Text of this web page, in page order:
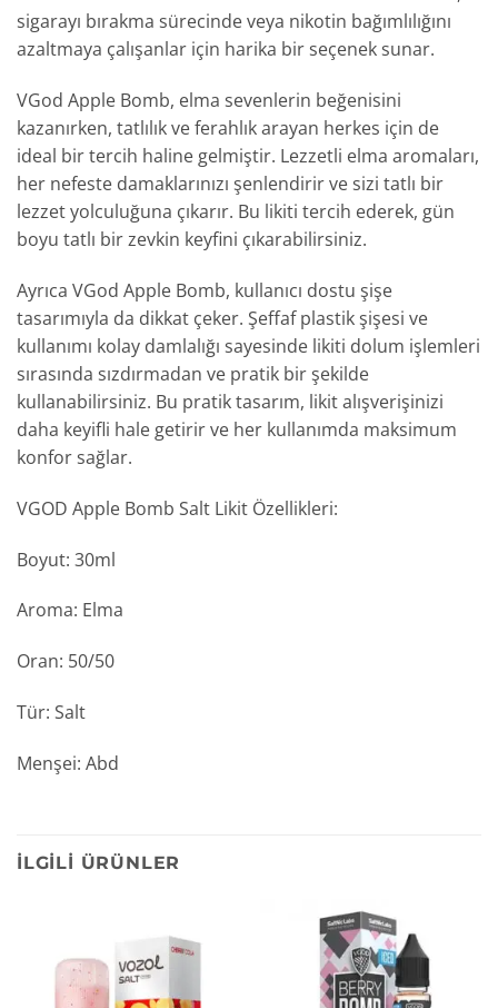
sigarayı bırakma sürecinde veya nikotin bağımlılığını
azaltmaya çalışanlar için harika bir seçenek sunar.
VGod Apple Bomb, elma sevenlerin beğenisini
kazanırken, tatlılık ve ferahlık arayan herkes için de
ideal bir tercih haline gelmiştir. Lezzetli elma aromaları,
her nefeste damaklarınızı şenlendirir ve sizi tatlı bir
lezzet yolculuğuna çıkarır. Bu likiti tercih ederek, gün
boyu tatlı bir zevkin keyfini çıkarabilirsiniz.
Ayrıca VGod Apple Bomb, kullanıcı dostu şişe
tasarımıyla da dikkat çeker. Şeffaf plastik şişesi ve
kullanımı kolay damlalığı sayesinde likiti dolum işlemleri
sırasında sızdırmadan ve pratik bir şekilde
kullanabilirsiniz. Bu pratik tasarım, likit alışverişinizi
daha keyifli hale getirir ve her kullanımda maksimum
konfor sağlar.
VGOD Apple Bomb Salt Likit Özellikleri:
Boyut: 30ml
Aroma: Elma
Oran: 50/50
Tür: Salt
Menşei: Abd
İLGILI ÜRÜNLER